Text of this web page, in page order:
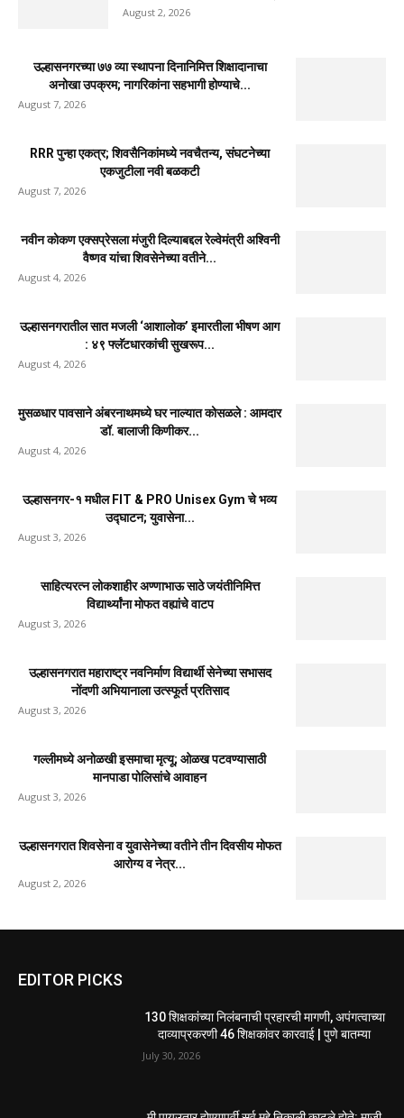
August 2, 2026
उल्हासनगरच्या ७७ व्या स्थापना दिनानिमित्त शिक्षादानाचा
अनोखा उपक्रम; नागरिकांना सहभागी होण्याचे...
August 7, 2026
RRR पुन्हा एकत्र; शिवसैनिकांमध्ये नवचैतन्य, संघटनेच्या
एकजुटीला नवी बळकटी
August 7, 2026
नवीन कोकण एक्सप्रेसला मंजुरी दिल्याबद्दल रेल्वेमंत्री अश्विनी
वैष्णव यांचा शिवसेनेच्या वतीने...
August 4, 2026
उल्हासनगरातील सात मजली ‘आशालोक’ इमारतीला भीषण आग
: ४९ फ्लॅटधारकांची सुखरूप...
August 4, 2026
मुसळधार पावसाने अंबरनाथमध्ये घर नाल्यात कोसळले : आमदार
डॉ. बालाजी किणीकर...
August 4, 2026
उल्हासनगर-१ मधील FIT & PRO Unisex Gym चे भव्य
उद्घाटन; युवासेना...
August 3, 2026
साहित्यरत्न लोकशाहीर अण्णाभाऊ साठे जयंतीनिमित्त
विद्यार्थ्यांना मोफत वह्यांचे वाटप
August 3, 2026
उल्हासनगरात महाराष्ट्र नवनिर्माण विद्यार्थी सेनेच्या सभासद
नोंदणी अभियानाला उत्स्फूर्त प्रतिसाद
August 3, 2026
गल्लीमध्ये अनोळखी इसमाचा मृत्यू; ओळख पटवण्यासाठी
मानपाडा पोलिसांचे आवाहन
August 3, 2026
उल्हासनगरात शिवसेना व युवासेनेच्या वतीने तीन दिवसीय मोफत
आरोग्य व नेत्र...
August 2, 2026
EDITOR PICKS
130 शिक्षकांच्या निलंबनाची प्रहारची मागणी, अपंगत्वाच्या
दाव्याप्रकरणी 46 शिक्षकांवर कारवाई | पुणे बातम्या
July 30, 2026